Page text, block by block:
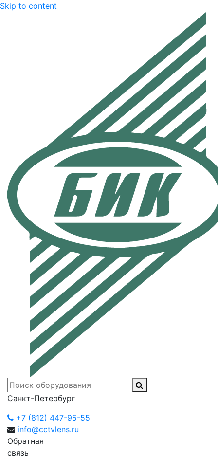
Skip to content
Санкт-Петербург
+7 (812) 447-95-55
info@cctvlens.ru
Обратная
связь